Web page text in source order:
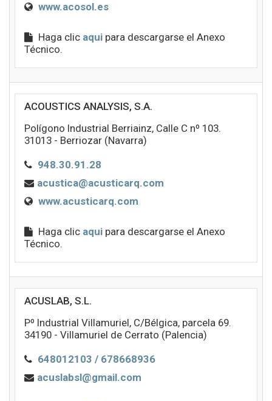
www.acosol.es
Haga clic aqui para descargarse el Anexo
Técnico.
ACOUSTICS ANALYSIS, S.A.
Polígono Industrial Berriainz, Calle C nº 103.
31013 - Berriozar (Navarra)
948.30.91.28
acustica@acusticarq.com
www.acusticarq.com
Haga clic aqui para descargarse el Anexo
Técnico.
ACUSLAB, S.L.
Pº Industrial Villamuriel, C/Bélgica, parcela 69.
34190 - Villamuriel de Cerrato (Palencia)
648012103 / 678668936
acuslabsl@gmail.com